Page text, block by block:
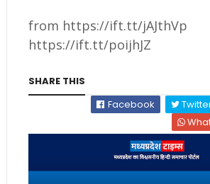
from https://ift.tt/jAJthVp
https://ift.tt/poijhJZ
SHARE THIS
Facebook